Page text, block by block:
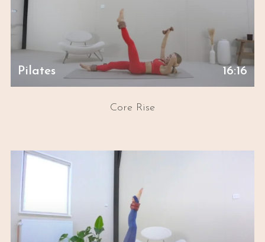
Pilates 16:16
Core Rise